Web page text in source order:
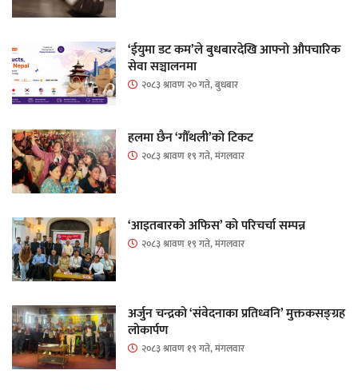
‘ईयुमा डट कम’ले बुधबारदेखि आफ्नो औपचारिक
सेवा सञ्चालनमा
२०८३ श्रावण २० गते, बुधबार
हलमा छैन ‘गौँथली’को टिकट
२०८३ श्रावण १९ गते, मंगलवार
‘आइतबारको अफिस’ को परिचर्चा सम्पन्न
२०८३ श्रावण १९ गते, मंगलवार
अर्जुन चन्द्रको ‘संवेदनाका प्रतिध्वनि’ मुक्तकसङ्ग्रह
लोकार्पण
२०८३ श्रावण १९ गते, मंगलवार